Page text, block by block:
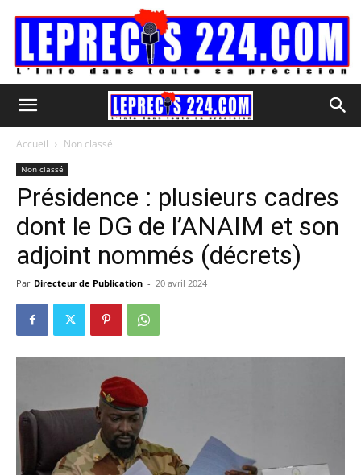
Accueil Non classé
Non classé
Présidence : plusieurs cadres
dont le DG de l’ANAIM et son
adjoint nommés (décrets)
Par Directeur de Publication - 20 avril 2024